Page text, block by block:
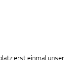
erst einmal unser